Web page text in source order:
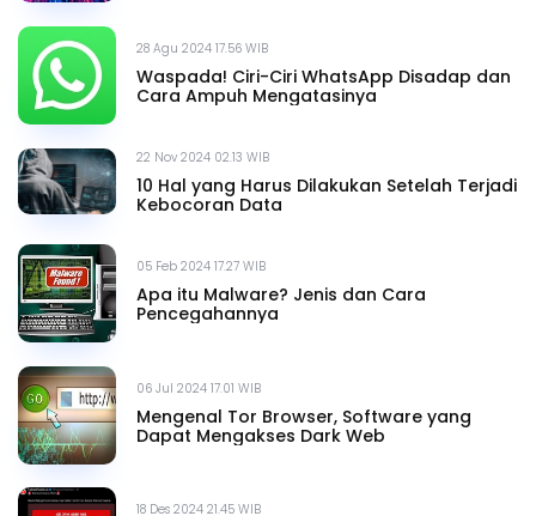
28 Agu 2024 17.56 WIB
Waspada! Ciri-Ciri WhatsApp Disadap dan
Cara Ampuh Mengatasinya
22 Nov 2024 02.13 WIB
10 Hal yang Harus Dilakukan Setelah Terjadi
Kebocoran Data
05 Feb 2024 17.27 WIB
Apa itu Malware? Jenis dan Cara
Pencegahannya
06 Jul 2024 17.01 WIB
Mengenal Tor Browser, Software yang
Dapat Mengakses Dark Web
18 Des 2024 21.45 WIB